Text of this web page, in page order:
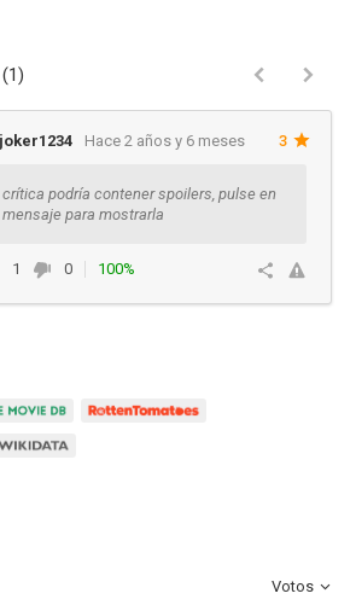
Hace 2 años y 6 meses 3
podría contener spoilers, pulse en
para mostrarla
1 0
100%
Votos